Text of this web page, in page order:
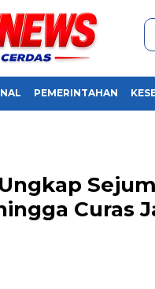
PEMERINTAHAN
Curas